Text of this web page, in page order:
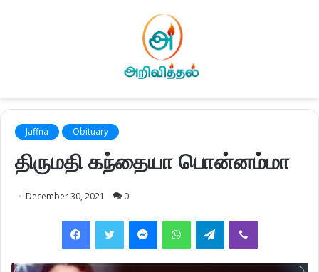
Jaffna Obituary
திருமதி கந்தையா பொன்னம்மா
December 30, 2021 0
FacebookTwitter MessengerWhatsAppTelegramViber